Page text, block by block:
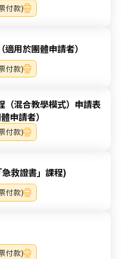
付款)
用於團體申請者）
付款)
（混合教學模式）申請表
申請者）
付款)
救證書」課程)
付款)
付款)